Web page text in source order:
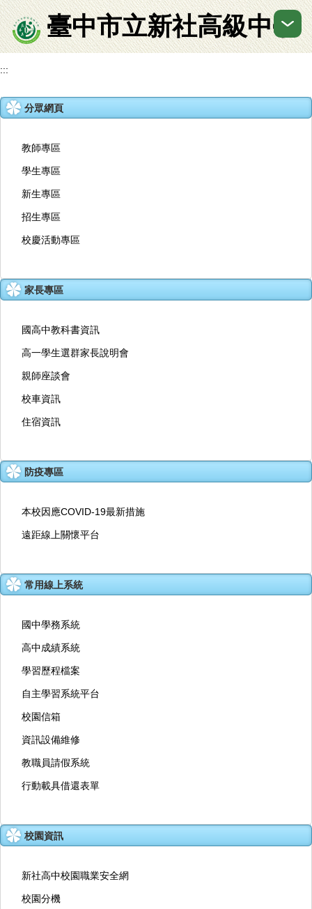
跳
到
主
要
內
區
臺中市立新社高級中學
:::
分眾網頁
教師專區
學生專區
新生專區
招生專區
校慶活動專區
家長專區
國高中教科書資訊
高一學生選群家長說明會
親師座談會
校車資訊
住宿資訊
防疫專區
本校因應COVID-19最新措施
遠距線上關懷平台
常用線上系統
國中學務系統
高中成績系統
學習歷程檔案
自主學習系統平台
校園信箱
資訊設備維修
教職員請假系統
行動載具借還表單
校園資訊
新社高中校園職業安全網
校園分機